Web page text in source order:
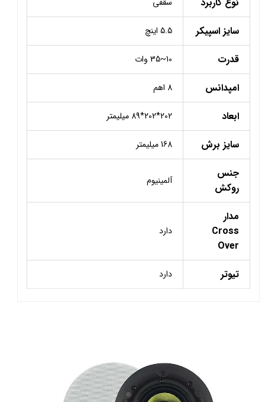
سایز اسپیکر 5.5 اینچ
قدرت 10~35 وات
امپدانس 8 اهم
ابعاد 202*202*89 میلیمتر
سایز برش 168 میلیمتر
جنس
روکش
آلمینیوم
مدار
Cross
Over
دارد
تیوتر دارد